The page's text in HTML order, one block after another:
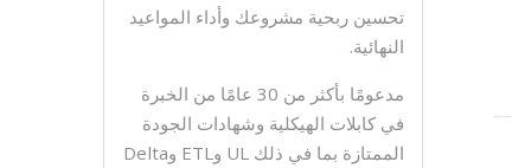
تحسين ربحية مشروعك وأداء المواعيد
النهائية.
مدعومًا بأكثر من 30 عامًا من الخبرة
في كابلات الهيكلية وشهادات الجودة
الممتازة بما في ذلك UL وETL وDelta